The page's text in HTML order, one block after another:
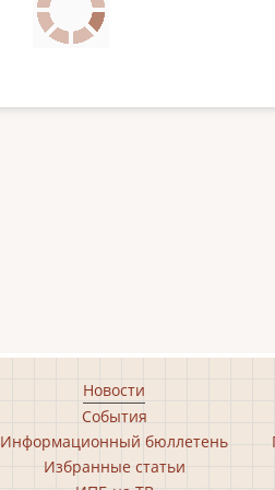
Новости
События
Информационный бюллетень
Избранные статьи